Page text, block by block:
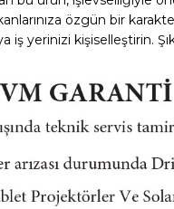
özgün bir
yerinizi kişiselleştirin.